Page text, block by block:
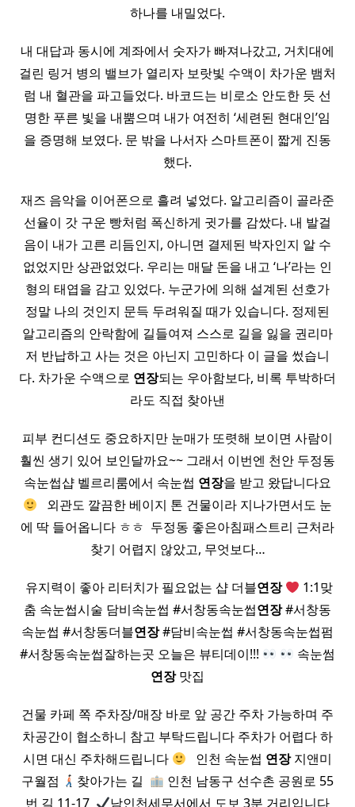
하나를 내밀었다.
내 대답과 동시에 계좌에서 숫자가 빠져나갔고, 거치대에
걸린 링거 병의 밸브가 열리자 보랏빛 수액이 차가운 뱀처
럼 내 혈관을 파고들었다. 바코드는 비로소 안도한 듯 선
명한 푸른 빛을 내뿜으며 내가 여전히 ‘세련된 현대인’임
을 증명해 보였다. 문 밖을 나서자 스마트폰이 짧게 진동
했다.
재즈 음악을 이어폰으로 흘려 넣었다. 알고리즘이 골라준
선율이 갓 구운 빵처럼 폭신하게 귓가를 감쌌다. 내 발걸
음이 내가 고른 리듬인지, 아니면 결제된 박자인지 알 수
없었지만 상관없었다. 우리는 매달 돈을 내고 ‘나’라는 인
형의 태엽을 감고 있었다. 누군가에 의해 설계된 선호가
정말 나의 것인지 문득 두려워질 때가 있습니다. 정제된
알고리즘의 안락함에 길들여져 스스로 길을 잃을 권리마
저 반납하고 사는 것은 아닌지 고민하다 이 글을 썼습니
다. 차가운 수액으로 연장되는 우아함보다, 비록 투박하더
라도 직접 찾아낸
피부 컨디션도 중요하지만 눈매가 또렷해 보이면 사람이
훨씬 생기 있어 보인달까요~~ 그래서 이번엔 천안 두정동
속눈썹샵 벨르리룸에서 속눈썹 연장을 받고 왔답니다요
​ ​ 외관도 깔끔한 베이지 톤 건물이라 지나가면서도 눈
에 딱 들어옵니다 ㅎㅎ ​ 두정동 좋은아침패스트리 근처라
찾기 어렵지 않았고, 무엇보다…
​ 유지력이 좋아 리터치가 필요없는 샵 더블연장
1:1맞
춤 속눈썹시술 담비속눈썹 #서창동속눈썹연장#서창동
속눈썹 #서창동더블연장#담비속눈썹 #서창동속눈썹펌
#서창동속눈썹잘하는곳 오늘은 뷰티데이!!!
속눈썸
연장맛집
건물 카페 쪽 주차장/매장 바로 앞 공간 주차 가능하며 주
차공간이 협소하니 참고 부탁드립니다 주차가 어렵다 하
시면 대신 주차해드립니다
​ ​ 인천 속눈썹 연장지앤미
구월점
찾아가는 길 ​
인천 남동구 선수촌 공원로 55
번 길 11-17 ​
남인천세무서에서 도보 3분 거리입니다